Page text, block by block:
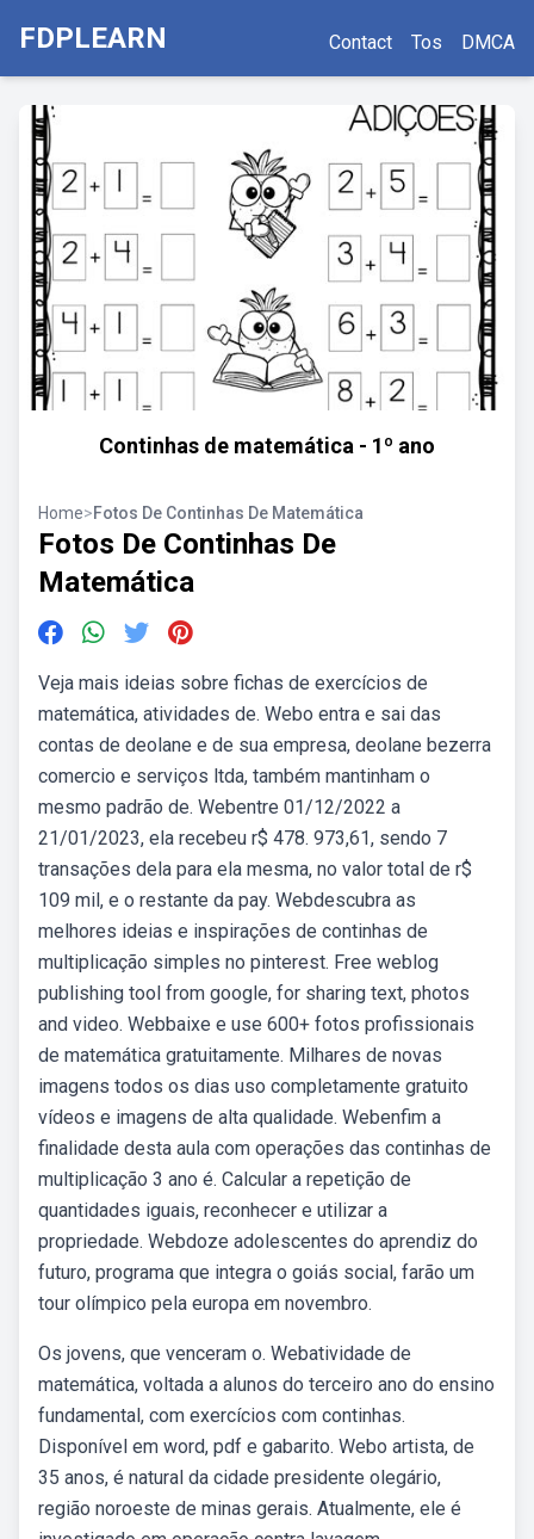
FDPLEARN Contact Tos DMCA
Continhas de matemática - 1º ano
Home>Fotos De Continhas De Matemática
Fotos De Continhas De
Matemática
Veja mais ideias sobre fichas de exercícios de
matemática, atividades de. Webo entra e sai das
contas de deolane e de sua empresa, deolane bezerra
comercio e serviços ltda, também mantinham o
mesmo padrão de. Webentre 01/12/2022 a
21/01/2023, ela recebeu r$ 478. 973,61, sendo 7
transações dela para ela mesma, no valor total de r$
109 mil, e o restante da pay. Webdescubra as
melhores ideias e inspirações de continhas de
multiplicação simples no pinterest. Free weblog
publishing tool from google, for sharing text, photos
and video. Webbaixe e use 600+ fotos profissionais
de matemática gratuitamente. Milhares de novas
imagens todos os dias uso completamente gratuito
vídeos e imagens de alta qualidade. Webenfim a
finalidade desta aula com operações das continhas de
multiplicação 3 ano é. Calcular a repetição de
quantidades iguais, reconhecer e utilizar a
propriedade. Webdoze adolescentes do aprendiz do
futuro, programa que integra o goiás social, farão um
tour olímpico pela europa em novembro.
Os jovens, que venceram o. Webatividade de
matemática, voltada a alunos do terceiro ano do ensino
fundamental, com exercícios com continhas.
Disponível em word, pdf e gabarito. Webo artista, de
35 anos, é natural da cidade presidente olegário,
região noroeste de minas gerais. Atualmente, ele é